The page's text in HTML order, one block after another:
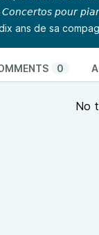
𝘱𝘰𝘶𝘳
ans de sa
0
No